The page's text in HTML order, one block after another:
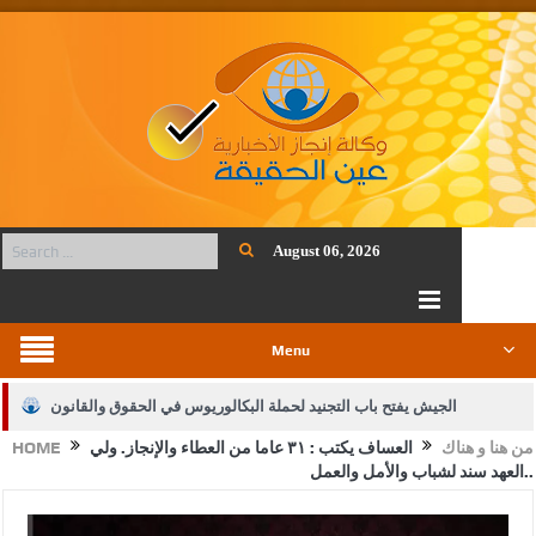
August 06, 2026
Menu
الجيش يفتح باب التجنيد لحملة البكالوريوس في الحقوق والقانون
بيان اجتماع عمّان:دعم الوصاية الهاشمية التاريخية على المقدسات HOME من هنا و هناك
العساف يكتب : ٣١ عاما من العطاء والإنجاز. ولي
العهد سند لشباب والأمل والعمل..